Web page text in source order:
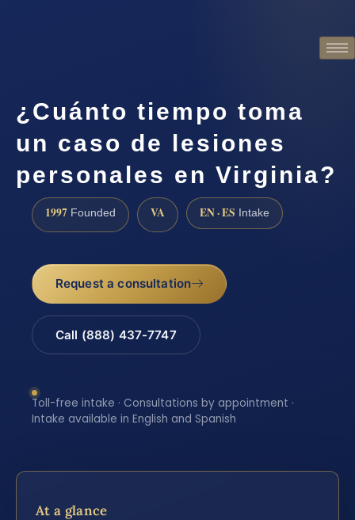
¿Cuánto tiempo toma
un caso de lesiones
personales en Virginia?
1997 Founded VA EN · ES Intake
Request a consultation
Call (888) 437-7747
Toll-free intake · Consultations by appointment ·
Intake available in English and Spanish
At a glance